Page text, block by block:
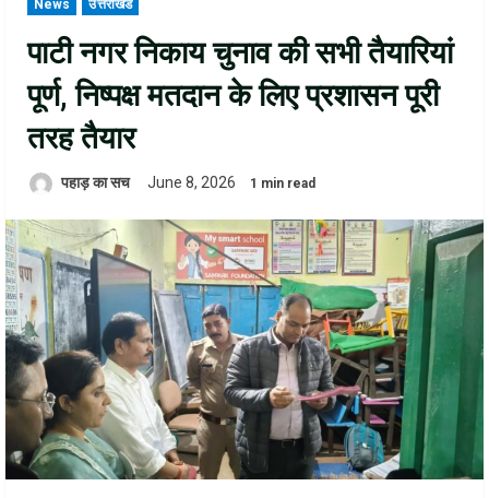
News उत्तराखंड
पाटी नगर निकाय चुनाव की सभी तैयारियां
पूर्ण, निष्पक्ष मतदान के लिए प्रशासन पूरी
तरह तैयार
पहाड़ का सच June 8, 2026 1 min read